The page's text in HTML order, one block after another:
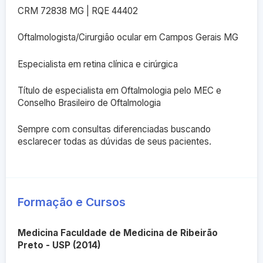
CRM 72838 MG | RQE 44402
Oftalmologista/Cirurgião ocular em Campos Gerais MG
Especialista em retina clínica e cirúrgica
Título de especialista em Oftalmologia pelo MEC e
Conselho Brasileiro de Oftalmologia
Sempre com consultas diferenciadas buscando
esclarecer todas as dúvidas de seus pacientes.
Formação e Cursos
Medicina Faculdade de Medicina de Ribeirão
Preto - USP (2014)